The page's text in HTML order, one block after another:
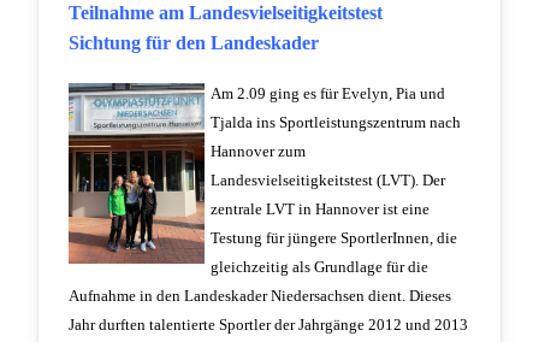
Teilnahme am Landesvielseitigkeitstest
Sichtung für den Landeskader
Am 2.09 ging es für Evelyn, Pia und
Tjalda ins Sportleistungszentrum nach
Hannover zum
Landesvielseitigkeitstest (LVT). Der
zentrale LVT in Hannover ist eine
Testung für jüngere SportlerInnen, die
gleichzeitig als Grundlage für die
Aufnahme in den Landeskader Niedersachsen dient. Dieses
Jahr durften talentierte Sportler der Jahrgänge 2012 und 2013